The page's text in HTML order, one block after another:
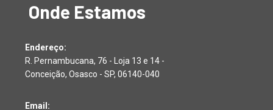
Onde Estamos
Endereço:
R. Pernambucana, 76 - Loja 13 e 14 -
Conceição, Osasco - SP, 06140-040
Email: